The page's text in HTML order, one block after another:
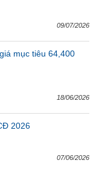
09/07/2026
mục tiêu 64,400
18/06/2026
2026
07/06/2026